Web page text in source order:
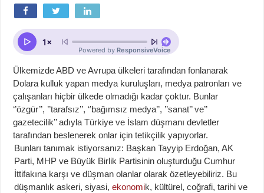
Ülkemizde ABD ve Avrupa ülkeleri tarafından fonlanarak
Dolara kulluk yapan medya kuruluşları, medya patronları ve
çalışanları hiçbir ülkede olmadığı kadar çoktur. Bunlar
‘’özgür’’, ’’tarafsız’’, ‘’bağımsız medya’’, ’’sanat’’ ve’’
gazetecilik’’ adıyla Türkiye ve İslam düşmanı devletler
tarafından beslenerek onlar için tetikçilik yapıyorlar.
Bunları tanımak istiyorsanız: Başkan Tayyip Erdoğan, AK
Parti, MHP ve Büyük Birlik Partisinin oluşturduğu Cumhur
İttifakına karşı ve düşman olanlar olarak özetleyebiliriz. Bu
düşmanlık askeri, siyasi,ekonomik, kültürel, coğrafi, tarihi ve